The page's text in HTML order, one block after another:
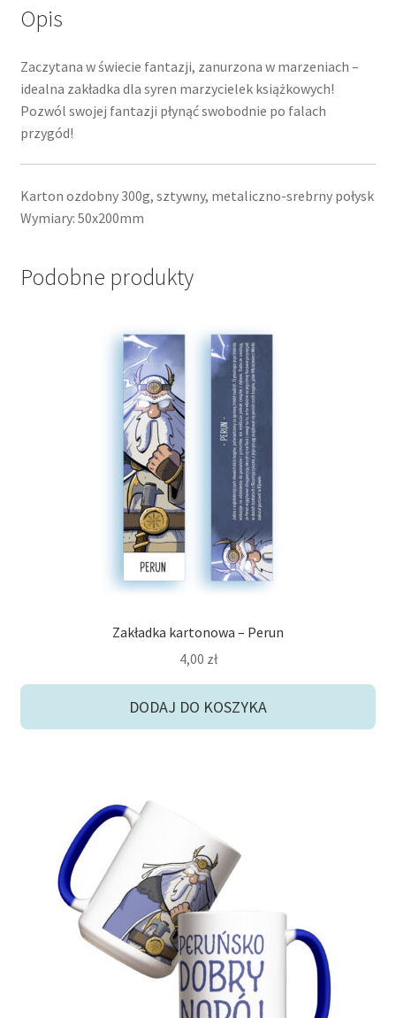
Opis
Zaczytana w świecie fantazji, zanurzona w marzeniach –
idealna zakładka dla syren marzycielek książkowych!
Pozwól swojej fantazji płynąć swobodnie po falach
przygód!
Karton ozdobny 300g, sztywny, metaliczno-srebrny połysk
Wymiary: 50x200mm
Podobne produkty
Zakładka kartonowa – Perun
4,00 zł
DODAJ DO KOSZYKA